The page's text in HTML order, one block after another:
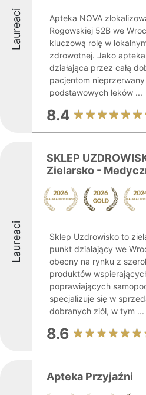
Laureaci
Apteka NOVA
Rogowskiej 52B we
kluczową rolę w
zdrowotnej. Jako
działająca przez całą
pacjentom
podstawowych leków ...
8.4
Laureaci
SKLEP
Zielarsko -
Sklep Uzdrowisko to
punkt działający we
obecny na rynku z
produktów
poprawiających
specjalizuje się w
dobranych ziół, w tym ...
8.6
Apteka Przyjaźni